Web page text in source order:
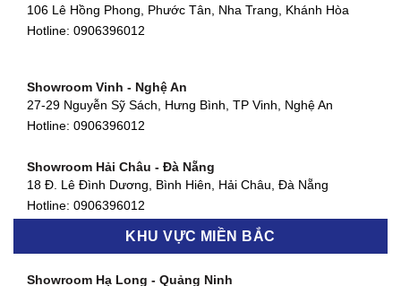
Showroom Quận 11 - TP. HCM
Showroom Quận 4 - TP. HCM
127 Khánh Hội, Phường 3, Quận 4,TP. HCM
Showroom Quận 7 - TP. HCM
877 Huỳnh Tấn Phát, Phú Thuận, Quận 7, TP HCM
Hotline:0906396012
580 Phan Văn Trị, Phường 7, Quận 5, TP HCM
106 Lê Hồng Phong, Phước Tân, Nha Trang, Khánh Hòa
Hotline: 0906396012
Showroom Vinh - Nghệ An
27-29 Nguyễn Sỹ Sách, Hưng Bình, TP Vinh, Nghệ An
Hotline: 0906396012
Showroom Hải Châu - Đà Nẵng
18 Đ. Lê Đình Dương, Bình Hiên, Hải Châu, Đà Nẵng
Hotline: 0906396012
Showroom Thanh Khê - Đà Nẵng
KHU VỰC MIỀN BẮC
Showroom Hạ Long - Quảng Ninh